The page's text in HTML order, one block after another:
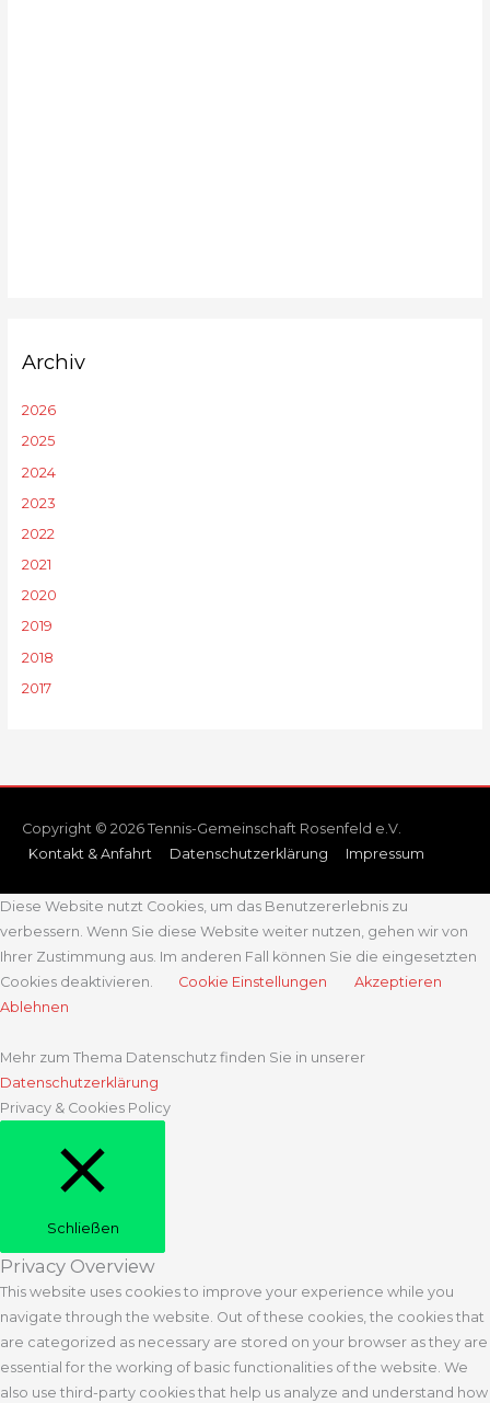
Archiv
2026
2025
2024
2023
2022
2021
2020
2019
2018
2017
Copyright © 2026 Tennis-Gemeinschaft Rosenfeld e.V.
Kontakt & Anfahrt
Datenschutzerklärung Impressum
Diese Website nutzt Cookies, um das Benutzererlebnis zu
verbessern. Wenn Sie diese Website weiter nutzen, gehen wir von
Ihrer Zustimmung aus. Im anderen Fall können Sie die eingesetzten
Cookies deaktivieren.
Cookie Einstellungen
Akzeptieren
Ablehnen
Mehr zum Thema Datenschutz finden Sie in unserer
Datenschutzerklärung
Privacy & Cookies Policy
Schließen
Privacy Overview
This website uses cookies to improve your experience while you
navigate through the website. Out of these cookies, the cookies that
are categorized as necessary are stored on your browser as they are
essential for the working of basic functionalities of the website. We
also use third-party cookies that help us analyze and understand how